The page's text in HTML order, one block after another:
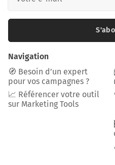
Navigation
🧭 Besoin d’un expert
pour vos campagnes ?
📈 Référencer votre outil
sur Marketing Tools